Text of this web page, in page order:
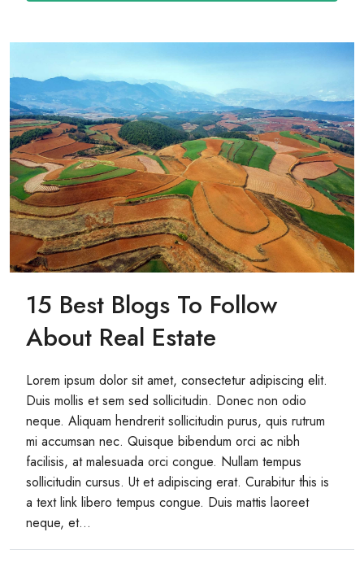
15 Best Blogs To Follow
About Real Estate
Lorem ipsum dolor sit amet, consectetur adipiscing elit.
Duis mollis et sem sed sollicitudin. Donec non odio
neque. Aliquam hendrerit sollicitudin purus, quis rutrum
mi accumsan nec. Quisque bibendum orci ac nibh
facilisis, at malesuada orci congue. Nullam tempus
sollicitudin cursus. Ut et adipiscing erat. Curabitur this is
a text link libero tempus congue. Duis mattis laoreet
neque, et...